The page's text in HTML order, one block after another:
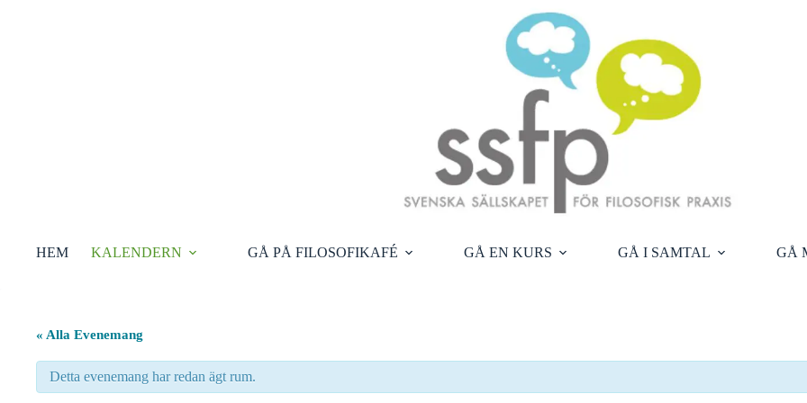
HEM KALENDERN GÅ PÅ FILOSOFIKAFÉ GÅ EN KURS GÅ I SAMTAL GÅ
« Alla Evenemang
Detta evenemang har redan ägt rum.